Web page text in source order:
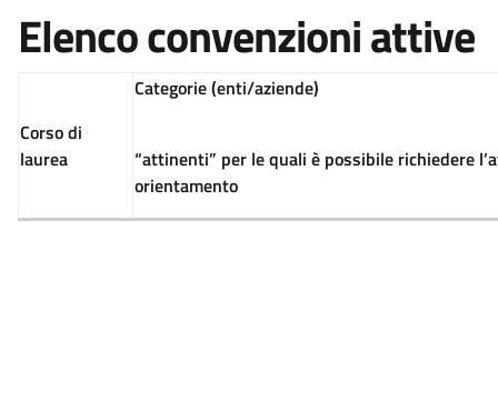
Elenco convenzioni attive
Corso di
laurea
Categorie (enti/aziende)
“attinenti” per le quali è possibile richiedere
orientamento